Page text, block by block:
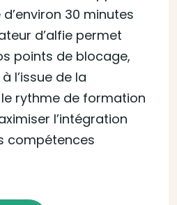
30 minutes
d’alfie permet
points de blocage,
l’issue de la
rythme de formation
l’intégration
compétences